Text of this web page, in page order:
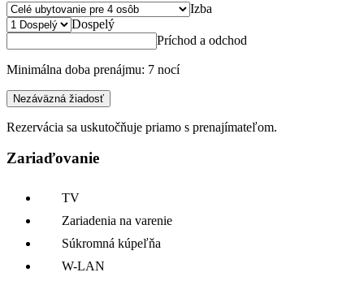
Izba
Dospelý
Príchod a odchod
Minimálna doba prenájmu: 7 nocí
Nezáväzná žiadosť
Rezervácia sa uskutočňuje priamo s prenajímateľom.
Zariaďovanie
TV
Zariadenia na varenie
Súkromná kúpeľňa
W-LAN